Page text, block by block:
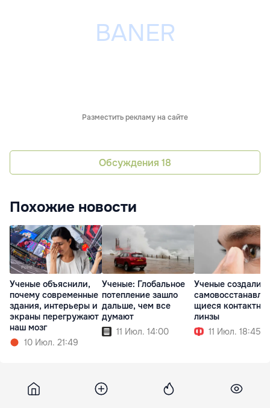
Разместить рекламу на сайте
Обсуждения 18
Похожие новости
Ученые объяснили,
почему современные
здания, интерьеры и
экраны перегружают
наш мозг
10 Июл. 21:49
Ученые: Глобальное
потепление зашло
дальше, чем все
думают
11 Июл. 14:00
Ученые создали
щиеся
линзы
11 Июл. 18:45
Gazeta 9 августа 2023, 23:32 8 757